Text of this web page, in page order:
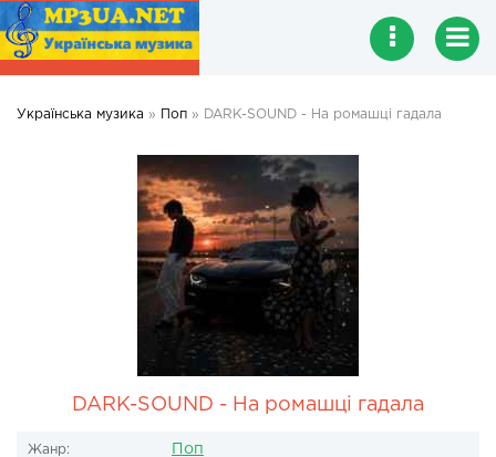
Українська музика » Поп » DARK-SOUND - На ромашці гадала
DARK-SOUND - На ромашці гадала
Жанр: Поп